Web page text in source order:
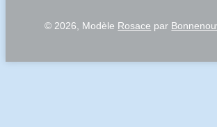
© 2026, Modèle Rosace par